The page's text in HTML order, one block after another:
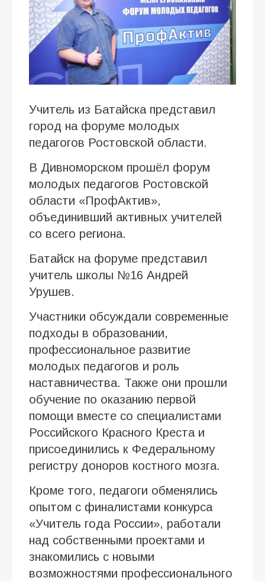
Учитель из Батайска представил
город на форуме молодых
педагогов Ростовской области.
В Дивноморском прошёл форум
молодых педагогов Ростовской
области «ПрофАктив»,
объединивший активных учителей
со всего региона.
Батайск на форуме представил
учитель школы №16 Андрей
Урушев.
Участники обсуждали современные
подходы в образовании,
профессиональное развитие
молодых педагогов и роль
наставничества. Также они прошли
обучение по оказанию первой
помощи вместе со специалистами
Российского Красного Креста и
присоединились к Федеральному
регистру доноров костного мозга.
Кроме того, педагоги обменялись
опытом с финалистами конкурса
«Учитель года России», работали
над собственными проектами и
знакомились с новыми
возможностями профессионального